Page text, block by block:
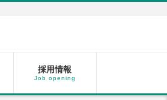
採用情報
Job opening